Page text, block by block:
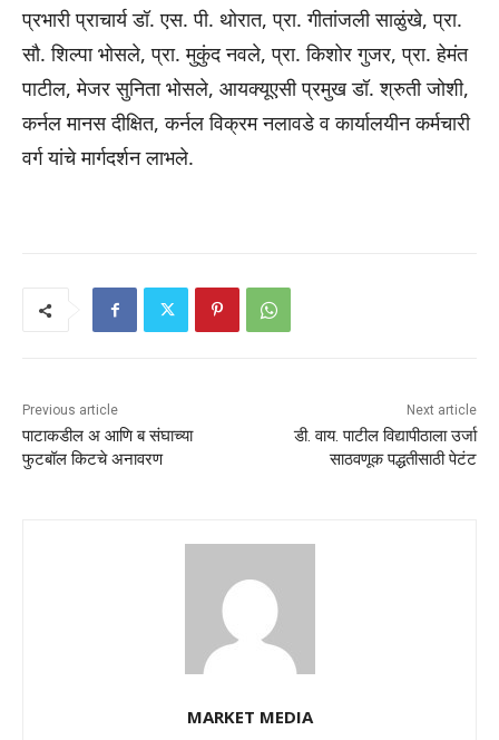
प्रभारी प्राचार्य डॉ. एस. पी. थोरात, प्रा. गीतांजली साळुंखे, प्रा.
सौ. शिल्पा भोसले, प्रा. मुकुंद नवले, प्रा. किशोर गुजर, प्रा. हेमंत
पाटील, मेजर सुनिता भोसले, आयक्यूएसी प्रमुख डॉ. श्रुती जोशी,
कर्नल मानस दीक्षित, कर्नल विक्रम नलावडे व कार्यालयीन कर्मचारी
वर्ग यांचे मार्गदर्शन लाभले.
Previous article
पाटाकडील अ आणि ब संघाच्या
फुटबॉल किटचे अनावरण
Next article
डी. वाय. पाटील विद्यापीठाला उर्जा
साठवणूक पद्धतीसाठी पेटंट
MARKET MEDIA